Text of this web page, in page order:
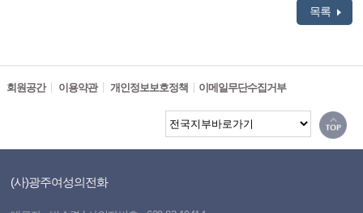
목록
회원공간 이용약관 개인정보보호정책 이메일무단수집거부
(사)광주여성의전화